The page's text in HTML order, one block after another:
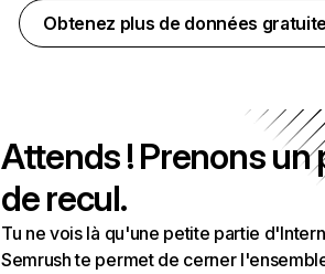
Obtenez plus de données
Attends ! Prenons un
de recul.
Tu ne vois là qu'une petite partie
Semrush te permet de cerner